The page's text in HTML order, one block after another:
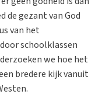
de gezant van God
van het
schoolklassen
we hoe het
bredere kijk vanuit